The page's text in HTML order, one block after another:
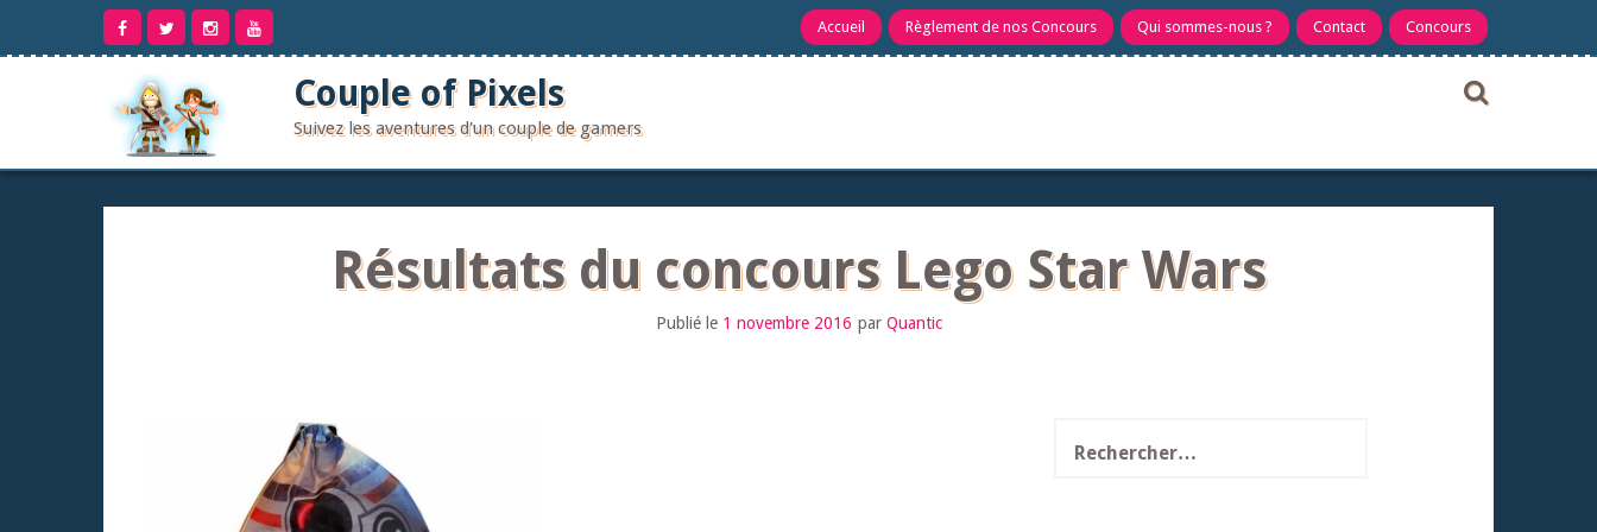
contenu
Accueil Règlement de nos Concours Qui sommes-nous ? Contact Concours
Couple of Pixels
Suivez les aventures d'un couple de gamers
Résultats du concours Lego Star Wars
Publié le 1 novembre 2016 par Quantic